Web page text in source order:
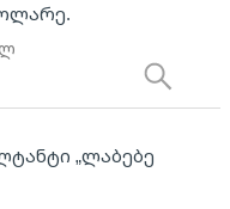
ლ
„ლაბებე